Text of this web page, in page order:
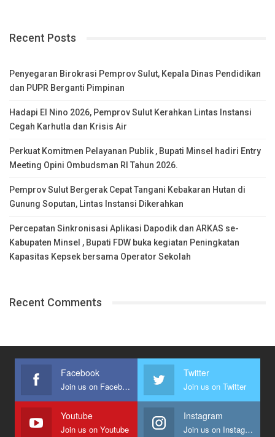
Recent Posts
Penyegaran Birokrasi Pemprov Sulut, Kepala Dinas Pendidikan
dan PUPR Berganti Pimpinan
Hadapi El Nino 2026, Pemprov Sulut Kerahkan Lintas Instansi
Cegah Karhutla dan Krisis Air
Perkuat Komitmen Pelayanan Publik , Bupati Minsel hadiri Entry
Meeting Opini Ombudsman RI Tahun 2026.
Pemprov Sulut Bergerak Cepat Tangani Kebakaran Hutan di
Gunung Soputan, Lintas Instansi Dikerahkan
Percepatan Sinkronisasi Aplikasi Dapodik dan ARKAS se-
Kabupaten Minsel , Bupati FDW buka kegiatan Peningkatan
Kapasitas Kepsek bersama Operator Sekolah
Recent Comments
Facebook
Join us on Facebook
Twitter
Join us on Twitter
Youtube
Join us on Youtube
Instagram
Join us on Instagram